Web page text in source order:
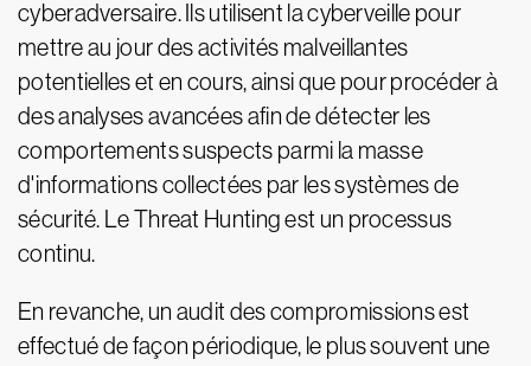
cyberadversaire. Ils utilisent la cyberveille pour
mettre au jour des activités malveillantes
potentielles et en cours, ainsi que pour procéder à
des analyses avancées afin de détecter les
comportements suspects parmi la masse
d'informations collectées par les systèmes de
sécurité. Le Threat Hunting est un processus
continu.
En revanche, un audit des compromissions est
effectué de façon périodique, le plus souvent une